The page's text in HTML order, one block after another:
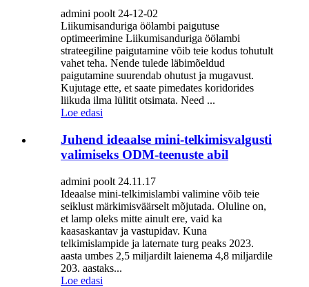
admini poolt 24-12-02
Liikumisanduriga öölambi paigutuse
optimeerimine Liikumisanduriga öölambi
strateegiline paigutamine võib teie kodus tohutult
vahet teha. Nende tulede läbimõeldud
paigutamine suurendab ohutust ja mugavust.
Kujutage ette, et saate pimedates koridorides
liikuda ilma lülitit otsimata. Need ...
Loe edasi
Juhend ideaalse mini-telkimisvalgusti
valimiseks ODM-teenuste abil
admini poolt 24.11.17
Ideaalse mini-telkimislambi valimine võib teie
seiklust märkimisväärselt mõjutada. Oluline on,
et lamp oleks mitte ainult ere, vaid ka
kaasaskantav ja vastupidav. Kuna
telkimislampide ja laternate turg peaks 2023.
aasta umbes 2,5 miljardilt laienema 4,8 miljardile
203. aastaks...
Loe edasi